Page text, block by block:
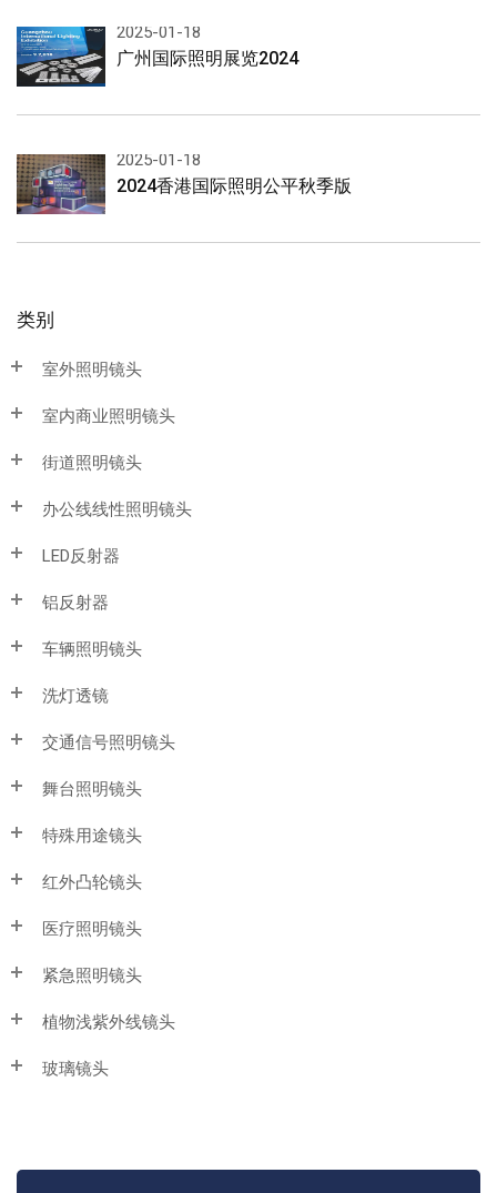
2025-01-18
广州国际照明展览2024
2025-01-18
2024香港国际照明公平秋季版
类别
室外照明镜头
室内商业照明镜头
街道照明镜头
办公线线性照明镜头
LED反射器
铝反射器
车辆照明镜头
洗灯透镜
交通信号照明镜头
舞台照明镜头
特殊用途镜头
红外凸轮镜头
医疗照明镜头
紧急照明镜头
植物浅紫外线镜头
玻璃镜头